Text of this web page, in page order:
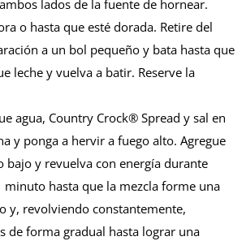
lados de la fuente de hornear.
o hasta que esté dorada. Retire del
a un bol pequeño y bata hasta que
leche y vuelva a batir. Reserve la
agua, Country Crock® Spread y sal en
y ponga a hervir a fuego alto. Agregue
bajo y revuelva con energía durante
hasta que la mezcla forme una
y, revolviendo constantemente,
de forma gradual hasta lograr una